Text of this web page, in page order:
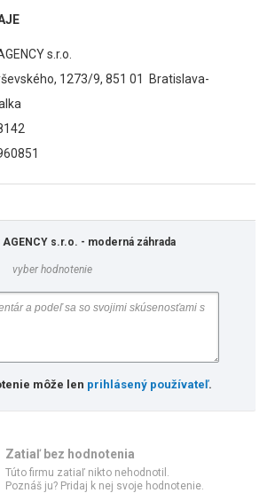
s.r.o.
1273/9, 851 01 Bratislava-
s.r.o. - moderná záhrada
vyber hodnotenie
môže len prihlásený používateľ.
Zatiaľ bez hodnotenia
Túto firmu zatiaľ nikto nehodnotil.
Poznáš ju? Pridaj k nej svoje hodnotenie.